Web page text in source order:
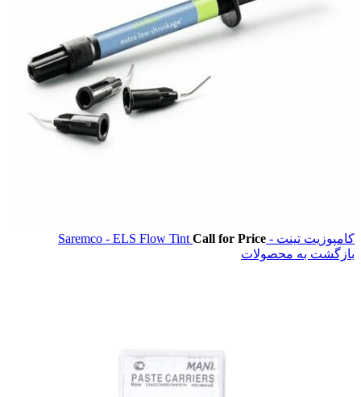
کامپوزیت تینت - Saremco - ELS Flow Tint Call for Price
بازگشت به محصولات